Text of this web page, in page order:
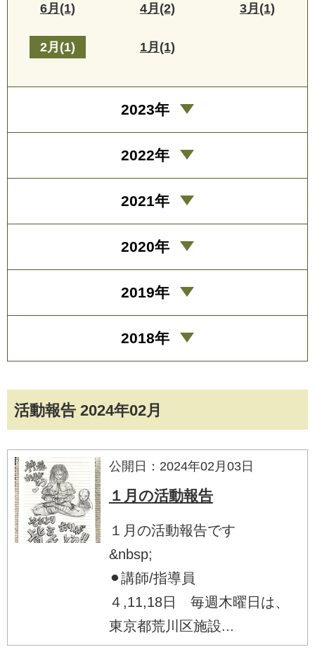
活動報告 2024年02月
公開日：2024年02月03日
１月の活動報告
１月の活動報告です
&nbsp;
⚫︎講師/指導員
４,11,18日 毎週木曜日は、
東京都荒川区施設...
6月(1) 4月(2) 3月(1)
2月(1) 1月(1)
2023年
2022年
2021年
2020年
2019年
2018年